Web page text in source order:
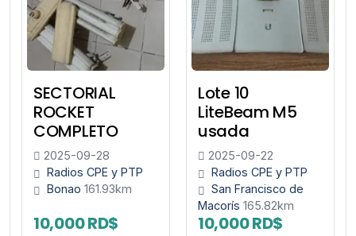
SECTORIAL
ROCKET
COMPLETO
2025-09-28
Radios CPE y PTP
Bonao 161.93km
10,000 RD$
Lote 10
LiteBeam M5
usada
2025-09-22
Radios CPE y PTP
San Francisco de
Macorís 165.82km
10,000 RD$